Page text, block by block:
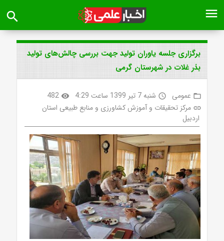
menu
search
برگزاری جلسه یاوران تولید جهت بررسی چالش‌های تولید
بذر غلات در شهرستان گرمی
folder_open عمومی access_time شنبه 7 تیر 1399 ساعت 4:29 visibility
482
link مرکز تحقیقات و آموزش کشاورزی و منابع طبیعی استان
اردبیل